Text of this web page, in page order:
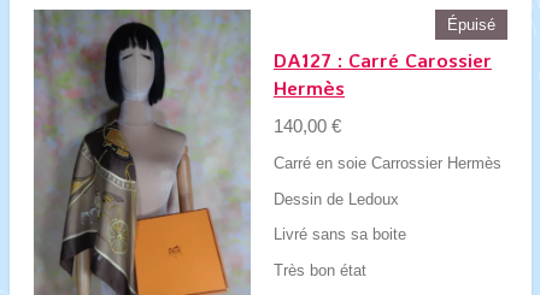
Épuisé
DA127 : Carré Carossier
Hermès
140,00 €
Carré en soie Carrossier Hermès
Dessin de Ledoux
Livré sans sa boite
Très bon état